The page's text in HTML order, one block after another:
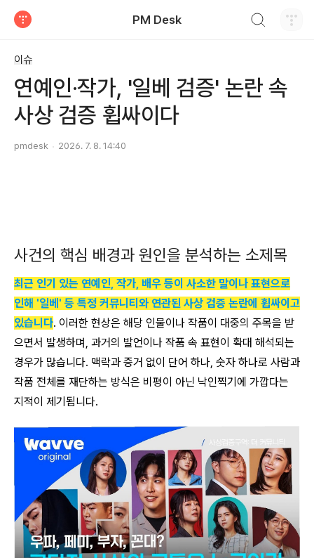
PM Desk
이슈
연예인·작가, '일베 검증' 논란 속
사상 검증 휩싸이다
pmdesk 2026. 7. 8. 14:40
사건의 핵심 배경과 원인을 분석하는 소제목
최근 인기 있는 연예인, 작가, 배우 등이 사소한 말이나 표현으로
인해 '일베' 등 특정 커뮤니티와 연관된 사상 검증 논란에 휩싸이고
있습니다. 이러한 현상은 해당 인물이나 작품이 대중의 주목을 받
으면서 발생하며, 과거의 발언이나 작품 속 표현이 확대 해석되는
경우가 많습니다. 맥락과 증거 없이 단어 하나, 숫자 하나로 사람과
작품 전체를 재단하는 방식은 비평이 아닌 낙인찍기에 가깝다는
지적이 제기됩니다.